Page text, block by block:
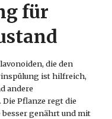
für
die den
ist hilfreich,
andere
Pflanze regt die
genährt und mit